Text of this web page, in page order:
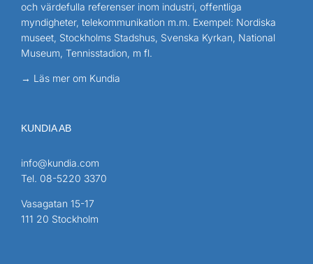
och värdefulla referenser inom industri, offentliga
myndigheter, telekommunikation m.m. Exempel: Nordiska
museet, Stockholms Stadshus, Svenska Kyrkan, National
Museum, Tennisstadion, m fl.
→ Läs mer om Kundia
KUNDIA AB
info@kundia.com
Tel. 08-5220 3370
Vasagatan 15-17
111 20 Stockholm